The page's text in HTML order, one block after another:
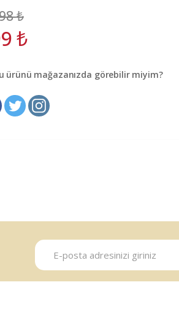
₺
₺
ürünü mağazanızda görebilir miyim?